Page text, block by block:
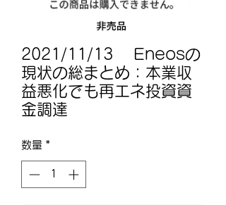
2021/11/13 Eneosの
現状の総まとめ：本業収
益悪化でも再エネ投資資
金調達
数量 *